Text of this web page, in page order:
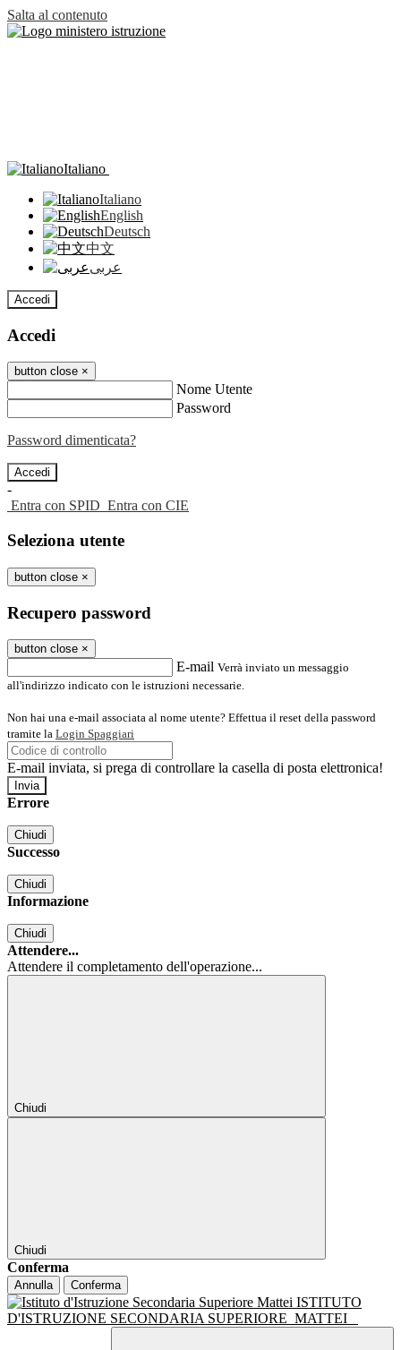
Salta al contenuto
Italiano
Italiano
English
Deutsch
中文
عربى
Accedi
Accedi
button close ×
Nome Utente
Password
Password dimenticata?
-
Entra con SPID Entra con CIE
Seleziona utente
button close ×
Recupero password
button close ×
E-mail Verrà inviato un messaggio
all'indirizzo indicato con le istruzioni necessarie.
Non hai una e-mail associata al nome utente? Effettua il reset della password
tramite la Login Spaggiari
E-mail inviata, si prega di controllare la casella di posta elettronica!
Errore
Chiudi
Successo
Chiudi
Informazione
Chiudi
Attendere...
Attendere il completamento dell'operazione...
Chiudi
Chiudi
Conferma
Annulla Conferma
ISTITUTO
D'ISTRUZIONE SECONDARIA SUPERIORE MATTEI